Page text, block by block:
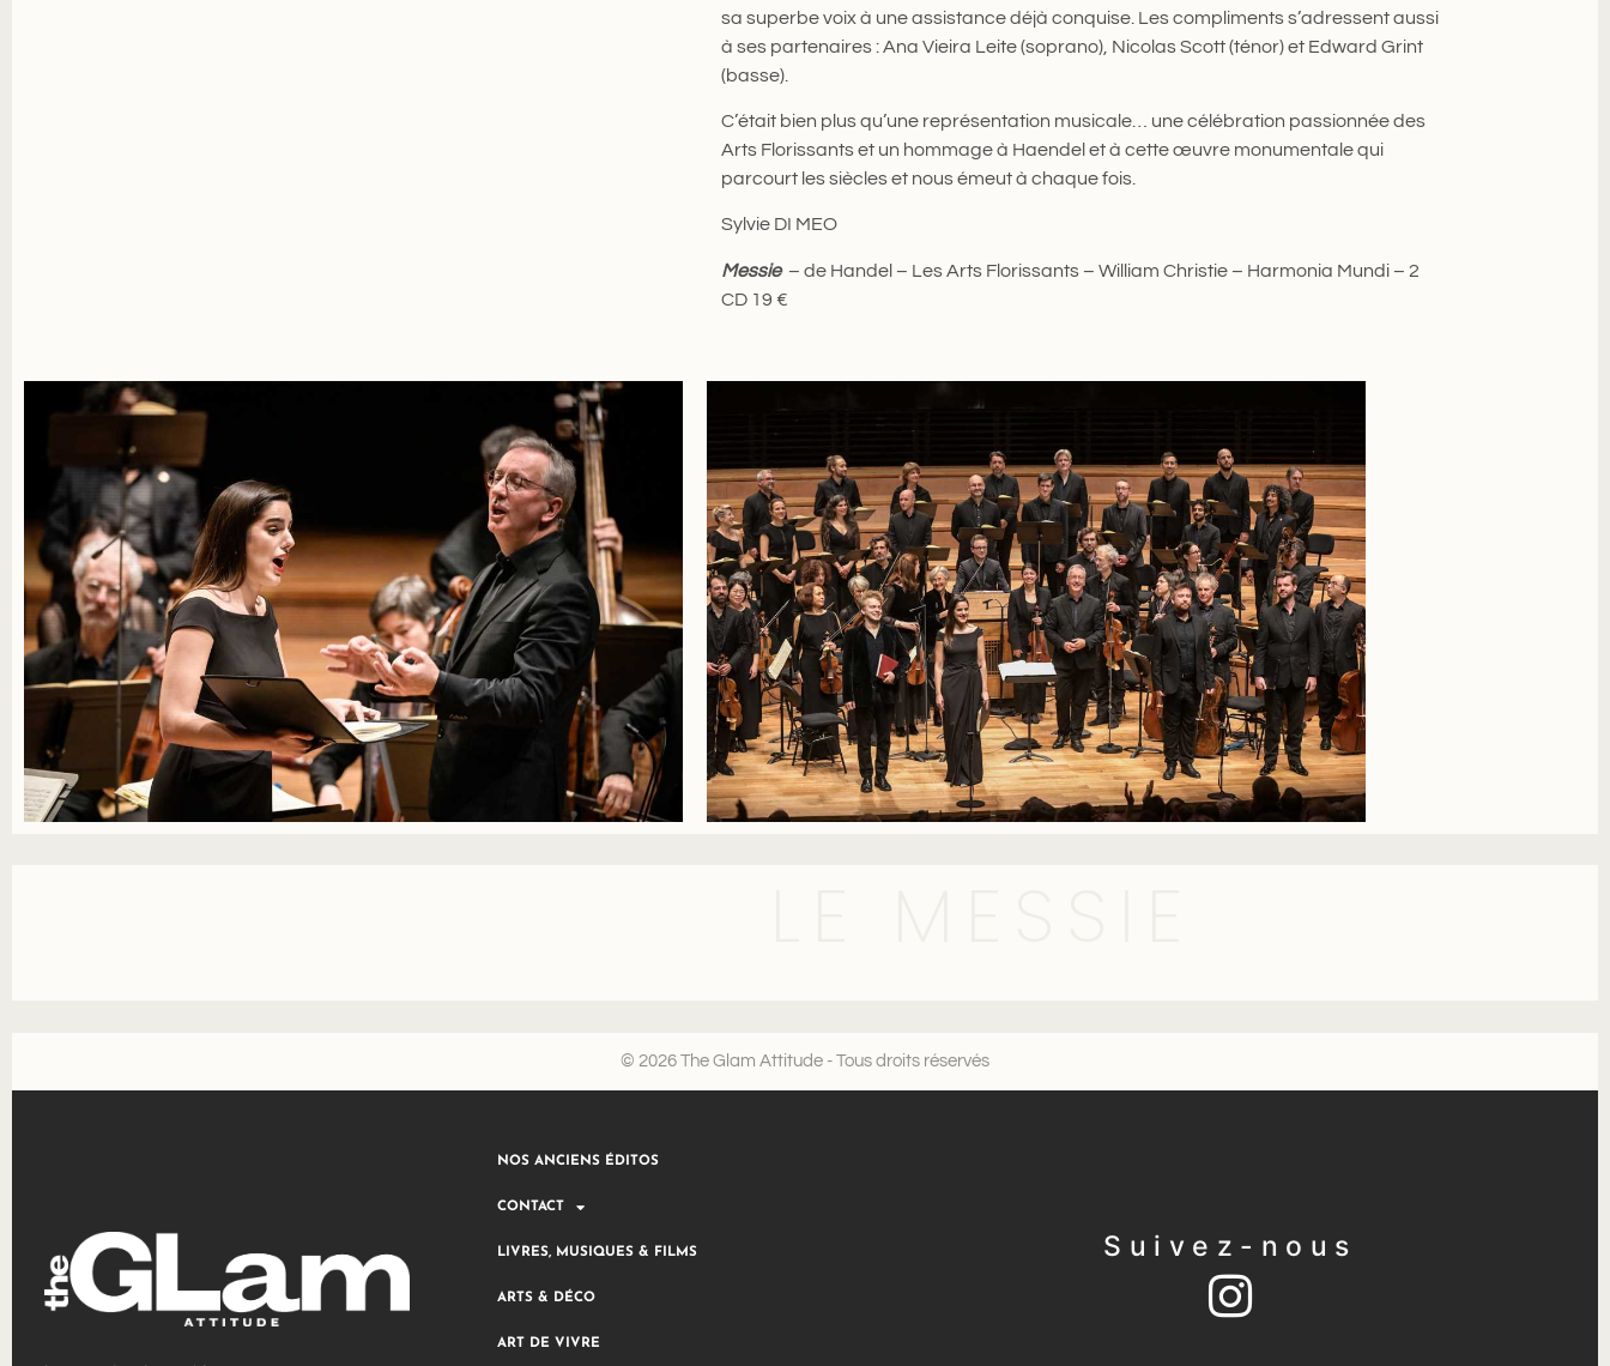
sa superbe voix à une assistance déjà conquise. Les compliments s’adressent aussi
à ses partenaires : Ana Vieira Leite (soprano), Nicolas Scott (ténor) et Edward Grint
(basse).
C’était bien plus qu’une représentation musicale… une célébration passionnée des
Arts Florissants et un hommage à Haendel et à cette œuvre monumentale qui
parcourt les siècles et nous émeut à chaque fois.
Sylvie DI MEO
Messie – de Handel – Les Arts Florissants – William Christie – Harmonia Mundi – 2
CD 19 €
© 2026 The Glam Attitude - Tous droits réservés
NOS ANCIENS ÉDITOS
CONTACT
LIVRES, MUSIQUES & FILMS
ARTS & DÉCO
ART DE VIVRE
Suivez-nous